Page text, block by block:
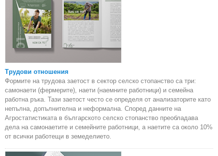
Трудови отношения
Формите на трудова заетост в сектор селско стопанство са три:
самонаети (фермерите), наети (наемните работници) и семейна
работна ръка. Тази заетост често се определя от анализаторите като
непълна, допълнителна и неформална. Според данните на
Агростатистиката в българското селско стопанство преобладава
дела на самонаетите и семейните работници, а наетите са около 10%
от всички работещи в земеделието.